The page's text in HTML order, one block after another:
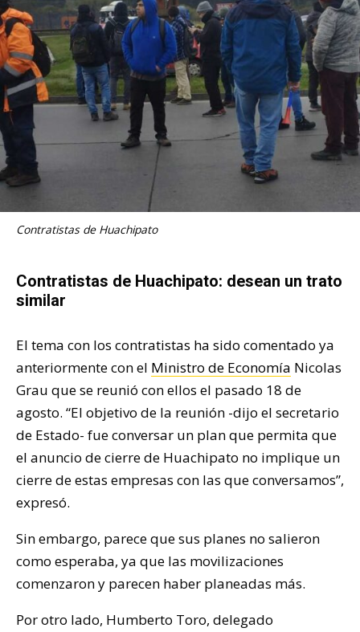
Contratistas de Huachipato
Contratistas de Huachipato: desean un trato
similar
El tema con los contratistas ha sido comentado ya
anteriormente con el Ministro de Economía Nicolas
Grau que se reunió con ellos el pasado 18 de
agosto. “El objetivo de la reunión -dijo el secretario
de Estado- fue conversar un plan que permita que
el anuncio de cierre de Huachipato no implique un
cierre de estas empresas con las que conversamos”,
expresó.
Sin embargo, parece que sus planes no salieron
como esperaba, ya que las movilizaciones
comenzaron y parecen haber planeadas más.
Por otro lado, Humberto Toro, delegado